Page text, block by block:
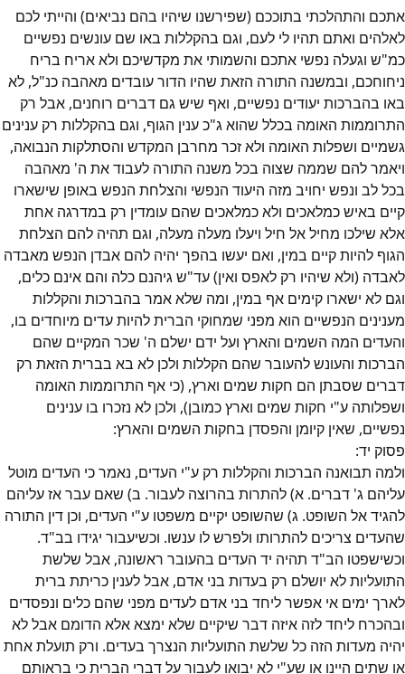
אתכם והתהלכתי בתוככם (שפירשנו שיהיו בהם נביאים) והייתי לכם
לאלהים ואתם תהיו לי לעם, וגם בהקללות באו שם עונשים נפשיים
כמ"ש וגעלה נפשי אתכם והשמותי את מקדשיכם ולא אריח בריח
ניחוחכם, ובמשנה התורה הזאת שהיו הדור עובדים מאהבה כנ"ל, לא
באו בהברכות יעודים נפשיים, ואף שיש גם דברים רוחנים, אבל רק
התרוממות האומה בכלל שהוא ג"כ ענין הגוף, וגם בהקללות רק ענינים
גשמיים ושפלות האומה ולא זכר מחרבן המקדש והסתלקות הנבואה,
ויאמר להם שממה שצוה בכל משנה התורה לעבוד את ה' מאהבה
בכל לב ונפש יחויב מזה היעוד הנפשי והצלחת הנפש באופן שישארו
קיים באיש כמלאכים ולא כמלאכים שהם עומדין רק במדרגה אחת
אלא שילכו מחיל אל חיל ויעלו מעלה מעלה, וגם תהיה להם הצלחת
הגוף להיות קיים במין, ואם יעשו בהפך יהיה להם אבדן הנפש מאבדה
לאבדה (ולא שיהיו רק לאפס ואין) עד"ש גיהנם כלה והם אינם כלים,
וגם לא ישארו קימים אף במין, ומה שלא אמר בהברכות והקללות
מענינים הנפשיים הוא מפני שמחוקי הברית להיות עדים מיוחדים בו,
והעדים המה השמים והארץ ועל ידם ישלם ה' שכר המקיים שהם
הברכות והעונש להעובר שהם הקללות ולכן לא בא בברית הזאת רק
דברים שסבתן הם חקות שמים וארץ, (כי אף התרוממות האומה
ושפלותה ע"י חקות שמים וארץ כמובן), ולכן לא נזכרו בו ענינים
נפשיים, שאין קיומן והפסדן בחקות השמים והארץ:
פסוק יד:
ולמה תבואנה הברכות והקללות רק ע"י העדים, נאמר כי העדים מוטל
עליהם ג' דברים. א) להתרות בהרוצה לעבור. ב) שאם עבר אז עליהם
להגיד אל השופט. ג) שהשופט יקיים משפטו ע"י העדים, וכן דין התורה
שהעדים צריכים להתרותו ולפרש לו ענשו. וכשיעבור יגידו בב"ד.
וכשישפטו הב"ד תהיה יד העדים בהעובר ראשונה, אבל שלשת
התועליות לא יושלם רק בעדות בני אדם, אבל לענין כריתת ברית
לארך ימים אי אפשר ליחד בני אדם לעדים מפני שהם כלים ונפסדים
ובהכרח ליחד לזה איזה דבר שיקיים שלא ימצא אלא הדומם אבל לא
יהיה מעדות הזה כל שלשת התועליות הנצרך בעדים. ורק תועלת אחת
או שתים היינו או שע"י לא יבואו לעבור על דברי הברית כי בראותם